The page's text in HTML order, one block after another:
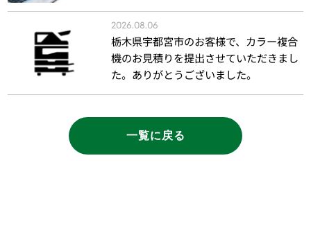
2026.08.06
栃木県宇都宮市のお客様で、カラー複合
機のお見積りを提出させていただきまし
た。ありがとうございました。
一覧に戻る